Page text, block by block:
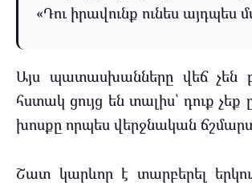
«Դու իրավունք ունես այդպես
Այս պատասխանները վեճ չեն
հստակ ցույց են տալիս՝ դուք չեք
խոսքը որպես վերջնական
Շատ կարևոր է տարբերել երկու